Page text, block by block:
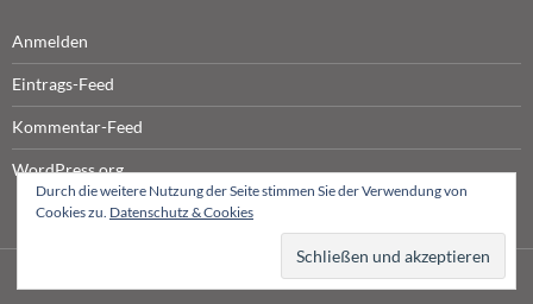
Anmelden
Eintrags-Feed
Kommentar-Feed
WordPress.org
© NETPRODUCER
Durch die weitere Nutzung der Seite stimmen Sie der Verwendung von
Cookies zu. Datenschutz & Cookies